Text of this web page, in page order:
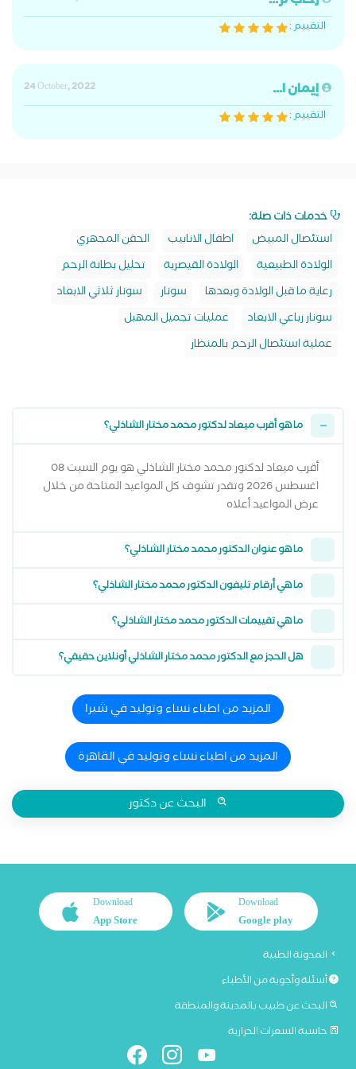
التقييم :
إيمان ا...
24 October, 2022
التقييم :
خدمات ذات صلة:
استئصال المبيض
اطفال الانابيب
الحقن المجهري
الولادة الطبيعية
الولادة القيصرية
تحليل بطانة الرحم
رعاية ما قبل الولادة وبعدها
سونار
سونار ثلاثي الابعاد
سونار رباعي الابعاد
عمليات تجميل المهبل
عملية استئصال الرحم بالمنظار
ما هو أقرب ميعاد لدكتور محمد مختار الشاذلي؟
أقرب ميعاد لدكتور محمد مختار الشاذلي هو يوم السبت 08
اغسطس 2026 وتقدر تشوف كل المواعيد المتاحة من خلال
عرض المواعيد أعلاه
ما هو عنوان الدكتور محمد مختار الشاذلي؟
ما هي أرقام تليفون الدكتور محمد مختار الشاذلي؟
ما هي تقييمات الدكتور محمد مختار الشاذلي؟
هل الحجز مع الدكتور محمد مختار الشاذلي أونلاين حقيقي؟
المزيد من اطباء نساء وتوليد في شبرا
المزيد من اطباء نساء وتوليد في القاهرة
البحث عن دكتور
Download
Google play
Download
App Store
المدونة الطبية
أسئلة وأجوبة من الأطباء
البحث عن طبيب بالمدينة والمنطقة
حاسبة السعرات الحرارية